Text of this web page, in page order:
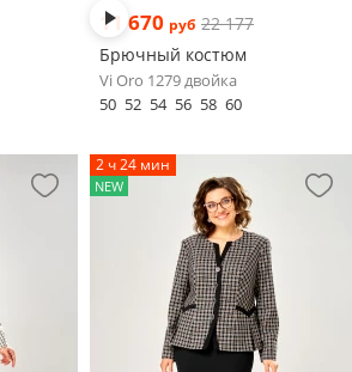
11 670 руб 22 177
Брючный костюм
Vi Oro 1279 двойка
50 52 54 56 58 60
2 ч 24 мин
NEW